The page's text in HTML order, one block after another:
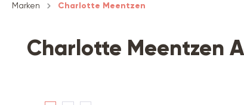
Marken Charlotte Meentzen
Charlotte Meentzen